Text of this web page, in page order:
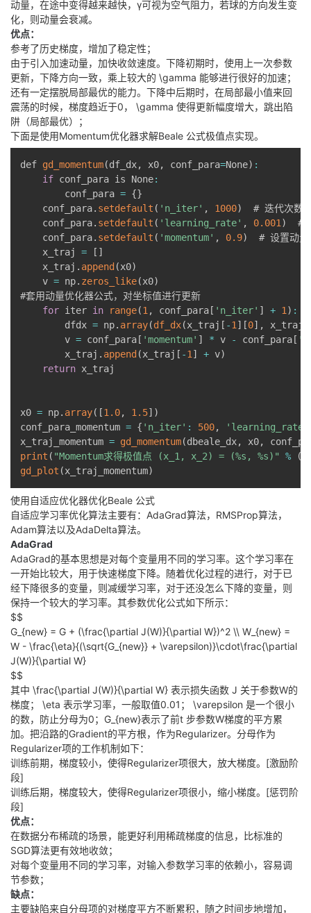
动量，在途中变得越来越快，γ可视为空气阻力，若球的方向发生变
化，则动量会衰减。
优点：
参考了历史梯度，增加了稳定性；
由于引入加速动量，加快收敛速度。下降初期时，使用上一次参数
更新，下降方向一致，乘上较大的 \gamma 能够进行很好的加速；
还有一定摆脱局部最优的能力。下降中后期时，在局部最小值来回
震荡的时候，梯度趋近于0，
\gamma 使得更新幅度增大，跳出陷
阱（局部最优）；
下面是使用Momentum优化器求解Beale 公式极值点实现。
def gd_momentum(df_dx, x0, conf_para=None) :
if conf_para is None:
        conf_para
= {}
    conf_para
. setdefault ( 'n_iter' , 1000)
  # 迭代次数
    conf_para
. setdefault ( 'learning_rate' , 0.001 )
#
    conf_para
. setdefault ( 'momentum' , 0.9)
# 设置动量
    x_traj
= [ ]
    x_traj
. append (x0)
    v
= np. zeros_like(x0)
#套用动量优化器公式，对坐标值进行更新
for iter in range(1 , conf_para [ 'n_iter' ] + 1 ) :
        dfdx
= np. array(df_dx(x_traj [ -1 ] [0] , x_traj
        v
= conf_para [ 'momentum' ] * v - conf_para [
        x_traj
. append (x_traj [ -1 ] + v)
return x_traj
x0 = np. array( [1.0, 1.5] )
conf_para_momentum = { 'n_iter' : 500, 'learning_rate'
x_traj_momentum = gd_momentum(dbeale_dx, x0,
print ( "Momentum求得极值点 (x_1, x_2) = (%s, %s)" % (
gd_plot (x_traj_momentum)
使用自适应优化器优化Beale 公式
自适应学习率优化算法主要有：AdaGrad算法，RMSProp算法，
Adam算法以及AdaDelta算法。
AdaGrad
AdaGrad的基本思想是对每个变量用不同的学习率。这个学习率在
一开始比较大，用于快速梯度下降。随着优化过程的进行，对于已
经下降很多的变量，则减缓学习率，对于还没怎么下降的变量，则
保持一个较大的学习率。其参数优化公式如下所示：
$$
G_{new} = G + (\frac{\partial J(W)}{\partial W})^2 \\ W_{new} =
W - \frac{\eta}{(\sqrt{G_{new}} + \varepsilon)}\cdot\frac{\partial
J(W)}{\partial W}
$$
其中 \frac{\partial J(W)}{\partial W} 表示损失函数 J 关于参数W的
梯度；
\eta 表示学习率，一般取值0.01； \varepsilon 是一个很小
的数，防止分母为0； G_{new}表示了前t 步参数W梯度的平方累
加。把沿路的Gradient的平方根，作为Regularizer。分母作为
Regularizer项的工作机制如下：
训练前期，梯度较小，使得Regularizer项很大，放大梯度。[激励阶
段]
训练后期，梯度较大，使得Regularizer项很小，缩小梯度。[惩罚阶
段]
优点：
在数据分布稀疏的场景，能更好利用稀疏梯度的信息，比标准的
SGD算法更有效地收敛；
对每个变量用不同的学习率，对输入参数学习率的依赖小，容易调
节参数；
缺点：
主要缺陷来自分母项的对梯度平方不断累积，随之时间步地增加，